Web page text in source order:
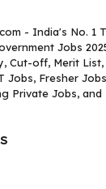
- India's No. 1
Jobs
Cut-off, Merit
Jobs, Fresher
Private Jobs, and